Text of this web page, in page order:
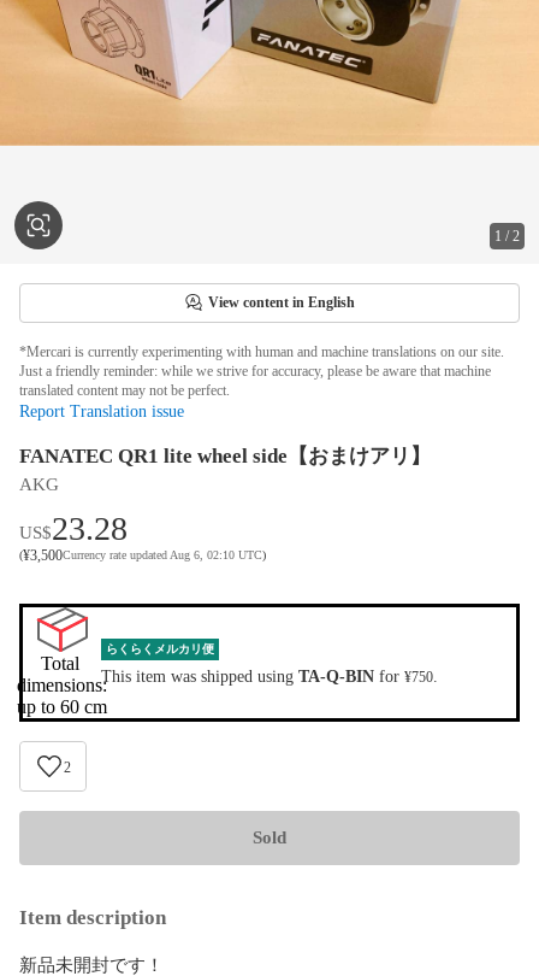
1 /2
View content in English
*Mercari is currently experimenting with human and machine translations on our site.
Just a friendly reminder: while we strive for accuracy, please be aware that machine
translated content may not be perfect.
Report Translation issue
FANATEC QR1 lite wheel side【おまけアリ】
AKG
US$23.28
(¥3,500Currency rate updated Aug 6, 02:10 UTC)
Total
dimensions:
up to 60 cm
らくらくメルカリ便
This item was shipped using TA-Q-BIN for ¥750.
2
Sold
Item description
新品未開封です！